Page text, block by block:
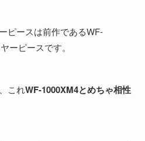
ピースは前作であるWF-
ーピースです。
これWF-1000XM4とめちゃ相性